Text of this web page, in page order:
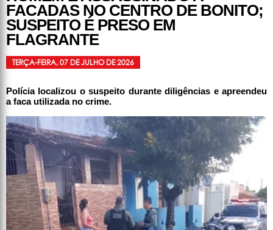
FACADAS NO CENTRO DE BONITO;
SUSPEITO É PRESO EM
FLAGRANTE
TERÇA-FEIRA, 07 DE JULHO DE 2026
Polícia localizou o suspeito durante diligências e apreendeu
a faca utilizada no crime.